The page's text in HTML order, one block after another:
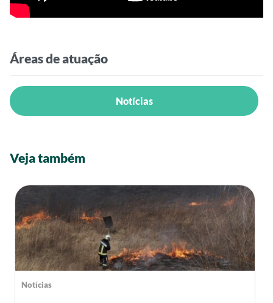
Áreas de atuação
Notícias
Veja também
Notícias